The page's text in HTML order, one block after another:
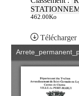
462.00Ko
Télécharger